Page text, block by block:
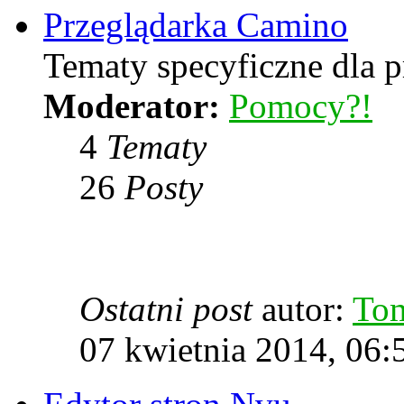
Przeglądarka Camino
Tematy specyficzne dla
Moderator: Pomocy?!
4 Tematy
26 Posty
Ostatni postautor:
07 kwietnia 2014,